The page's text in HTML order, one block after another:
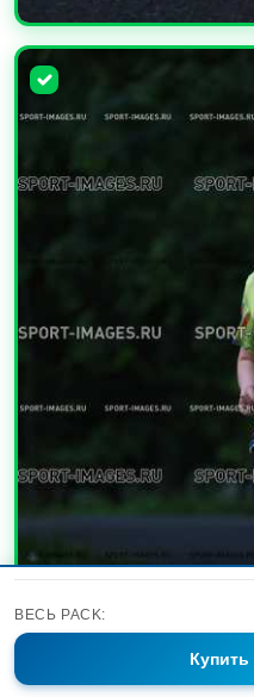
ВЕСЬ PACK:
Купить
УВЕЛИЧИТЬ